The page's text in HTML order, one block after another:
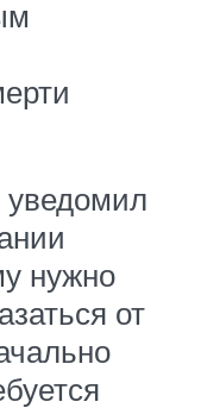
уведомил
нужно
от